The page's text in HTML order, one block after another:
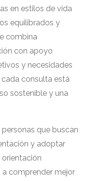
en estilos de vida
equilibrados y
combina
con apoyo
y necesidades
consulta está
sostenible y una
que buscan
y adoptar
orientación
comprender mejor